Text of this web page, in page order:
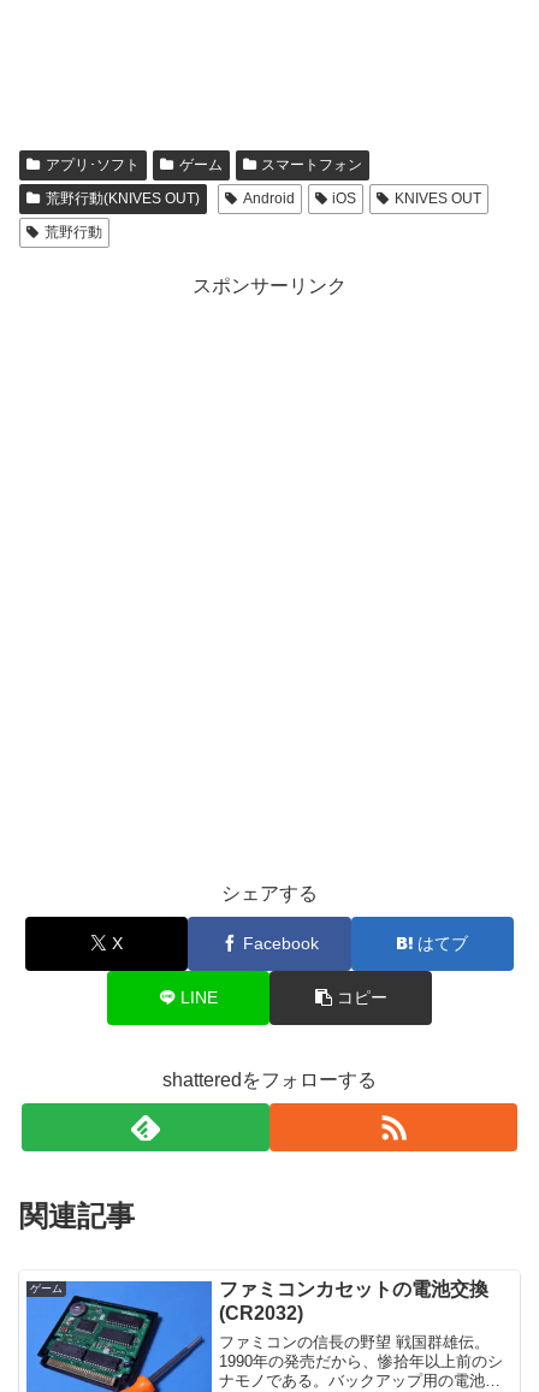
アプリ･ソフト ゲーム
スマートフォン
荒野行動(KNIVES OUT)
Android iOS
KNIVES OUT
荒野行動
スポンサーリンク
シェアする
X Facebook はてブ
LINE コピー
shatteredをフォローする
関連記事
ゲーム
ファミコンカセットの電池交換
(CR2032)
ファミコンの信長の野望 戦国群雄伝。
1990年の発売だから、惨拾年以上前のシ
ナモノである。バックアップ用の電池が